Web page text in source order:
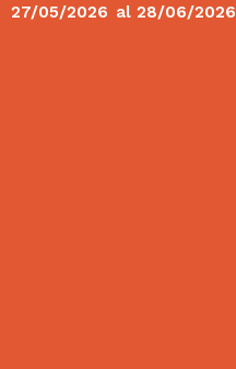
27/05/2026 al 28/06/2026